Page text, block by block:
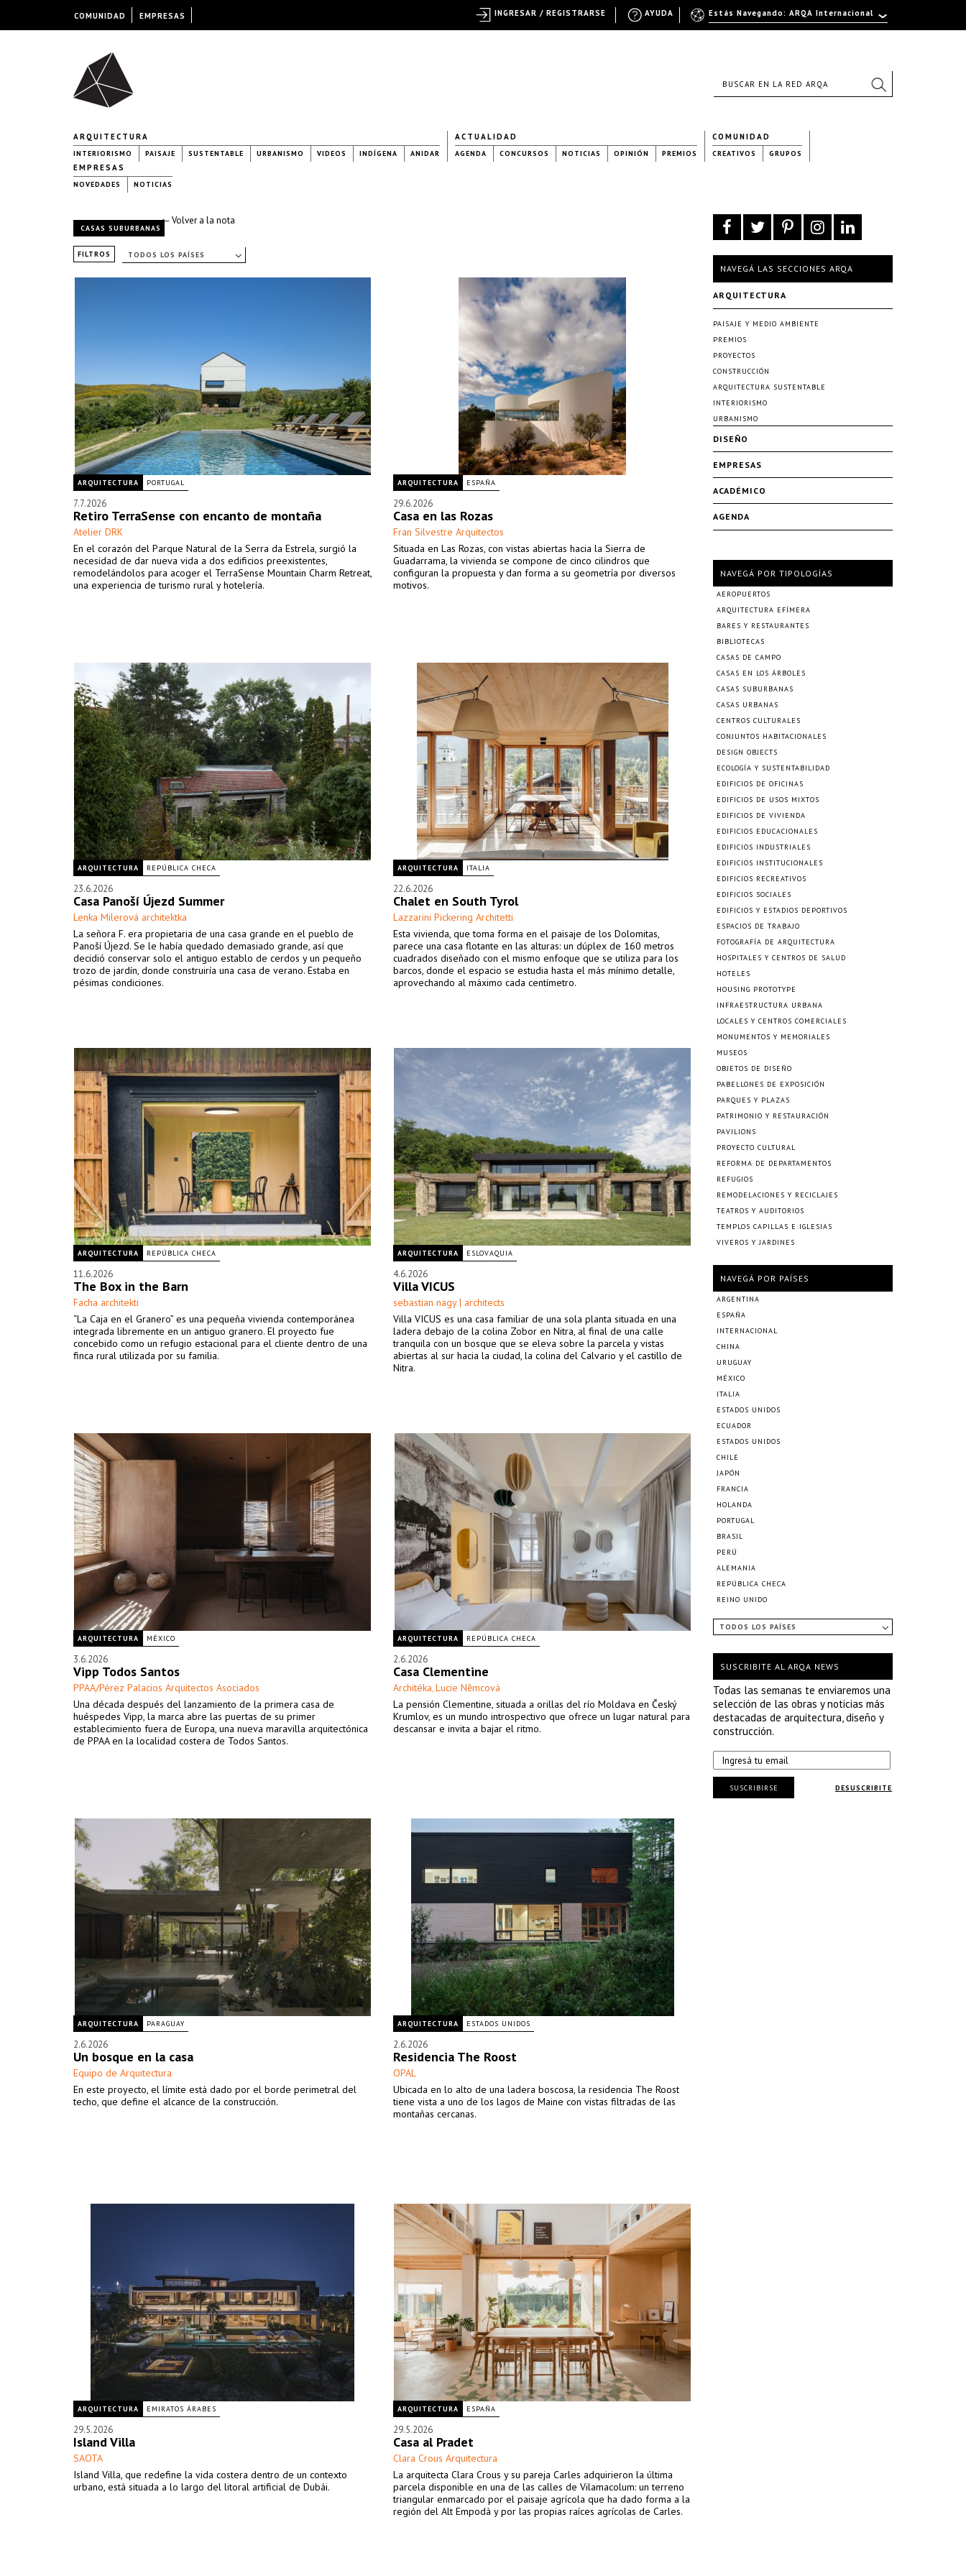
ARQUITECTURA
INTERIORISMO PAISAJE SUSTENTABLE URBANISMO VIDEOS INDÍGENA ANIDAR
ACTUALIDAD
AGENDA CONCURSOS NOTICIAS OPINIÓN PREMIOS
COMUNIDAD
CREATIVOS GRUPOS
EMPRESAS
NOVEDADES NOTICIAS
← Volver a la nota
CASAS SUBURBANAS
FILTROS TODOS LOS PAÍSES
ARQUITECTURA PORTUGAL
7.7.2026
Retiro TerraSense con encanto de montaña
Atelier DRK
En el corazón del Parque Natural de la Serra da Estrela, surgió la
necesidad de dar nueva vida a dos edificios preexistentes,
remodelándolos para acoger el TerraSense Mountain Charm Retreat,
una experiencia de turismo rural y hotelería.
ARQUITECTURA ESPAÑA
29.6.2026
Casa en las Rozas
Fran Silvestre Arquitectos
Situada en Las Rozas, con vistas abiertas hacia la Sierra de
Guadarrama, la vivienda se compone de cinco cilindros que
configuran la propuesta y dan forma a su geometría por diversos
motivos.
ARQUITECTURA REPÚBLICA CHECA
23.6.2026
Casa Panoší Újezd Summer
Lenka Milerová architektka
La señora F. era propietaria de una casa grande en el pueblo de
Panoší Újezd. Se le había quedado demasiado grande, así que
decidió conservar solo el antiguo establo de cerdos y un pequeño
trozo de jardín, donde construiría una casa de verano. Estaba en
pésimas condiciones.
ARQUITECTURA ITALIA
22.6.2026
Chalet en South Tyrol
Lazzarini Pickering Architetti
Esta vivienda, que toma forma en el paisaje de los Dolomitas,
parece una casa flotante en las alturas: un dúplex de 160 metros
cuadrados diseñado con el mismo enfoque que se utiliza para los
barcos, donde el espacio se estudia hasta el más mínimo detalle,
aprovechando al máximo cada centímetro.
ARQUITECTURA REPÚBLICA CHECA
11.6.2026
The Box in the Barn
Facha architekti
“La Caja en el Granero” es una pequeña vivienda contemporánea
integrada libremente en un antiguo granero. El proyecto fue
concebido como un refugio estacional para el cliente dentro de una
finca rural utilizada por su familia.
ARQUITECTURA ESLOVAQUIA
4.6.2026
Villa VICUS
sebastian nagy | architects
Villa VICUS es una casa familiar de una sola planta situada en una
ladera debajo de la colina Zobor en Nitra, al final de una calle
tranquila con un bosque que se eleva sobre la parcela y vistas
abiertas al sur hacia la ciudad, la colina del Calvario y el castillo de
Nitra.
ARQUITECTURA MÉXICO
3.6.2026
Vipp Todos Santos
PPAA/Pérez Palacios Arquitectos Asociados
Una década después del lanzamiento de la primera casa de
huéspedes Vipp, la marca abre las puertas de su primer
establecimiento fuera de Europa, una nueva maravilla arquitectónica
de PPAA en la localidad costera de Todos Santos.
ARQUITECTURA REPÚBLICA CHECA
2.6.2026
Casa Clementine
Architéka, Lucie Němcová
La pensión Clementine, situada a orillas del río Moldava en Český
Krumlov, es un mundo introspectivo que ofrece un lugar natural para
descansar e invita a bajar el ritmo.
ARQUITECTURA PARAGUAY
2.6.2026
Un bosque en la casa
Equipo de Arquitectura
En este proyecto, el límite está dado por el borde perimetral del
techo, que define el alcance de la construcción.
ARQUITECTURA ESTADOS UNIDOS
2.6.2026
Residencia The Roost
OPAL
Ubicada en lo alto de una ladera boscosa, la residencia The Roost
tiene vista a uno de los lagos de Maine con vistas filtradas de las
montañas cercanas.
ARQUITECTURA EMIRATOS ÁRABES
29.5.2026
Island Villa
SAOTA
Island Villa, que redefine la vida costera dentro de un contexto
urbano, está situada a lo largo del litoral artificial de Dubái.
ARQUITECTURA ESPAÑA
29.5.2026
Casa al Pradet
Clara Crous Arquitectura
La arquitecta Clara Crous y su pareja Carles adquirieron la última
parcela disponible en una de las calles de Vilamacolum: un terreno
triangular enmarcado por el paisaje agrícola que ha dado forma a la
región del Alt Empodà y por las propias raíces agrícolas de Carles.
NAVEGÁ LAS SECCIONES ARQA
ARQUITECTURA
PAISAJE Y MEDIO AMBIENTE
PREMIOS
PROYECTOS
CONSTRUCCIÓN
ARQUITECTURA SUSTENTABLE
INTERIORISMO
URBANISMO
DISEÑO
EMPRESAS
ACADÉMICO
AGENDA
NAVEGÁ POR TIPOLOGÍAS
AEROPUERTOS
ARQUITECTURA EFÍMERA
BARES Y RESTAURANTES
BIBLIOTECAS
CASAS DE CAMPO
CASAS EN LOS ÁRBOLES
CASAS SUBURBANAS
CASAS URBANAS
CENTROS CULTURALES
CONJUNTOS HABITACIONALES
DESIGN OBJECTS
ECOLOGÍA Y SUSTENTABILIDAD
EDIFICIOS DE OFICINAS
EDIFICIOS DE USOS MIXTOS
EDIFICIOS DE VIVIENDA
EDIFICIOS EDUCACIONALES
EDIFICIOS INDUSTRIALES
EDIFICIOS INSTITUCIONALES
EDIFICIOS RECREATIVOS
EDIFICIOS SOCIALES
EDIFICIOS Y ESTADIOS DEPORTIVOS
ESPACIOS DE TRABAJO
FOTOGRAFÍA DE ARQUITECTURA
HOSPITALES Y CENTROS DE SALUD
HOTELES
HOUSING PROTOTYPE
INFRAESTRUCTURA URBANA
LOCALES Y CENTROS COMERCIALES
MONUMENTOS Y MEMORIALES
MUSEOS
OBJETOS DE DISEÑO
PABELLONES DE EXPOSICIÓN
PARQUES Y PLAZAS
PATRIMONIO Y RESTAURACIÓN
PAVILIONS
PROYECTO CULTURAL
REFORMA DE DEPARTAMENTOS
REFUGIOS
REMODELACIONES Y RECICLAJES
TEATROS Y AUDITORIOS
TEMPLOS CAPILLAS E IGLESIAS
VIVEROS Y JARDINES
NAVEGÁ POR PAÍSES
ARGENTINA
ESPAÑA
INTERNACIONAL
CHINA
URUGUAY
MÉXICO
ITALIA
ESTADOS UNIDOS
ECUADOR
ESTADOS UNIDOS
CHILE
JAPÓN
FRANCIA
HOLANDA
PORTUGAL
BRASIL
PERÚ
ALEMANIA
REPÚBLICA CHECA
REINO UNIDO
TODOS LOS PAÍSES
SUSCRIBITE AL ARQA NEWS
Todas las semanas te enviaremos una
selección de las obras y noticias más
destacadas de arquitectura, diseño y
construcción.
DESUSCRIBITE
SUSCRIBIRSE
COMUNIDAD EMPRESAS Estás Navegando: ARQA Internacional
AYUDA
INGRESAR / REGISTRARSE